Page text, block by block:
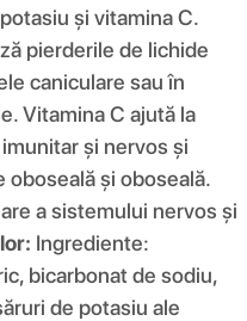
și vitamina C.
pierderile de lichide
caniculare sau în
Vitamina C ajută la
și nervos și
oboseală și oboseală.
a sistemului nervos și
Ingrediente:
bicarbonat de sodiu,
de potasiu ale